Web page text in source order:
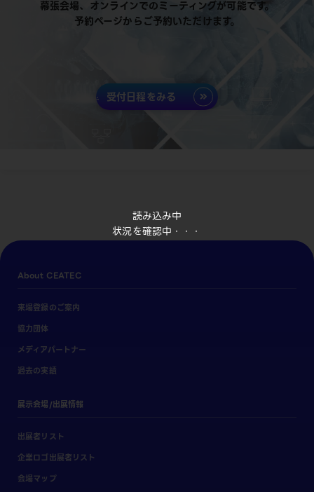
読み込み中
状況を確認中・・・
幕張会場、オンラインでのミーティングが可能です。
予約ページからご予約いただけます。
受付日程をみる
About CEATEC
来場登録のご案内
協力団体
メディアパートナー
過去の実績
展示会場/出展情報
出展者リスト
企業ロゴ出展者リスト
会場マップ